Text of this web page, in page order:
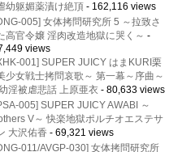
幼躯媚薬漬け絶頂- 162,116 views
005] 女体拷問研究所 5 ～拉致さ
高官令嬢 淫肉改造地獄に哭く～ -
views
001] SUPER JUICY はまKURI栗
少女戦士拷問哀歌～ 第一幕～序曲～
淫被虐悲話 上原亜衣- 80,633 views
005] SUPER JUICY AWABI ～
V～ 快楽地獄ポルチオエステサ
大沢佑香- 69,321 views
011/AVGP-030] 女体拷問研究所